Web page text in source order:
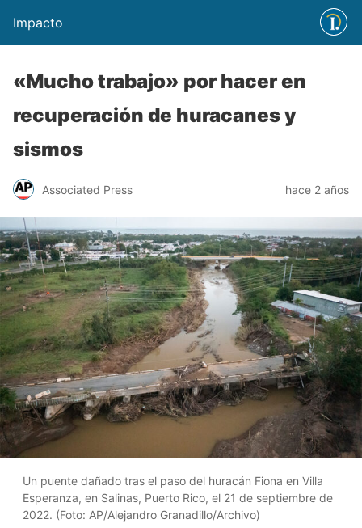
Impacto
«Mucho trabajo» por hacer en
recuperación de huracanes y
sismos
Associated Press hace 2 años
Un puente dañado tras el paso del huracán Fiona en Villa
Esperanza, en Salinas, Puerto Rico, el 21 de septiembre de
2022. (Foto: AP/Alejandro Granadillo/Archivo)